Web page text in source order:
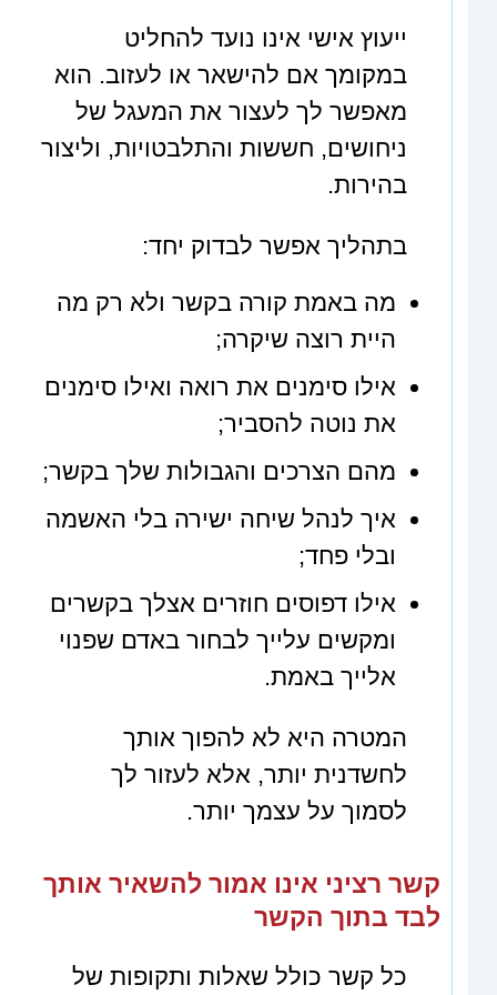
ייעוץ אישי אינו נועד להחליט
במקומך אם להישאר או לעזוב. הוא
מאפשר לך לעצור את המעגל של
ניחושים, חששות והתלבטויות, וליצור
בהירות.
בתהליך אפשר לבדוק יחד:
מה באמת קורה בקשר ולא רק מה
היית רוצה שיקרה;
אילו סימנים את רואה ואילו סימנים
את נוטה להסביר;
מהם הצרכים והגבולות שלך בקשר;
איך לנהל שיחה ישירה בלי האשמה
ובלי פחד;
אילו דפוסים חוזרים אצלך בקשרים
ומקשים עלייך לבחור באדם שפנוי
אלייך באמת.
המטרה היא לא להפוך אותך
לחשדנית יותר, אלא לעזור לך
לסמוך על עצמך יותר.
קשר רציני אינו אמור להשאיר אותך
לבד בתוך הקשר
כל קשר כולל שאלות ותקופות של